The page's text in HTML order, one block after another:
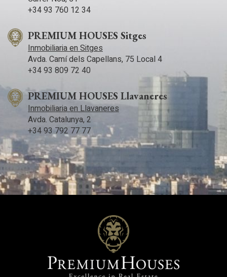
+34 93 760 12 34
PREMIUM HOUSES Sitges
Inmobiliaria en Sitges
Avda. Camí­ dels Capellans, 75 Local 4
+34 93 809 72 40
PREMIUM HOUSES Llavaneres
Inmobiliaria en Llavaneres
Avda. Catalunya, 2
+34 93 792 77 77